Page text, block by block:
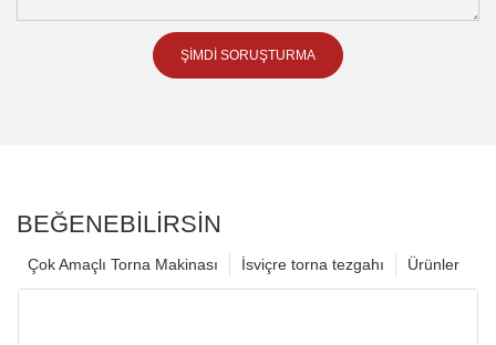
ŞIMDI SORUŞTURMA
BEĞENEBILIRSIN
Ürünler
İsviçre torna tezgahı
Çok Amaçlı Torna Makinası